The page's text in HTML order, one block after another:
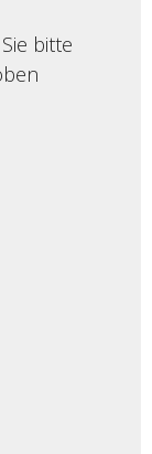
bitte